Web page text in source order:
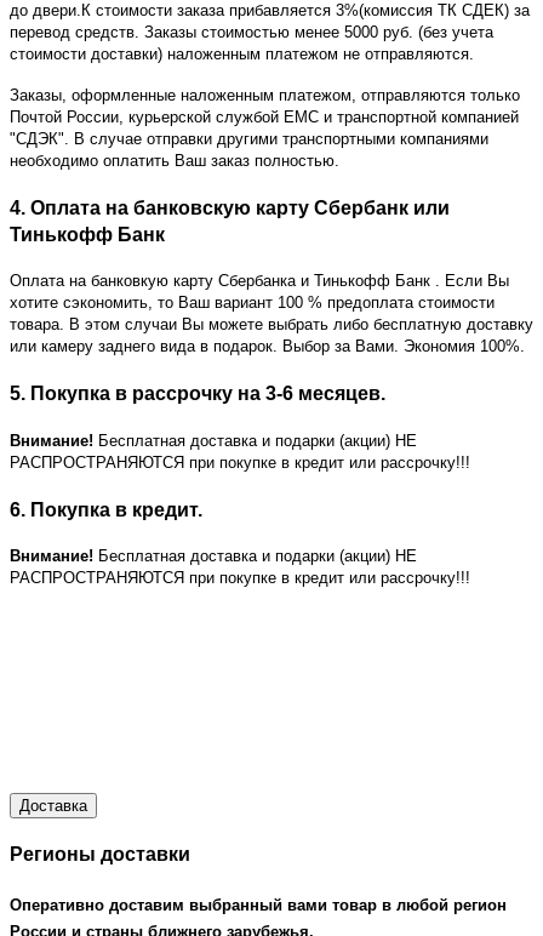
до двери.К стоимости заказа прибавляется 3%(комиссия ТК СДЕК) за
перевод средств. Заказы стоимостью менее 5000 руб. (без учета
стоимости доставки) наложенным платежом не отправляются.
Заказы, оформленные наложенным платежом, отправляются только
Почтой России, курьерской службой ЕМС и транспортной компанией
"СДЭК". В случае отправки другими транспортными компаниями
необходимо оплатить Ваш заказ полностью.
4. Оплата на банковскую карту Сбербанк или
Тинькофф Банк
Оплата на банковкую карту Сбербанка и Тинькофф Банк . Если Вы
хотите сэкономить, то Ваш вариант 100 % предоплата стоимости
товара. В этом случаи Вы можете выбрать либо бесплатную доставку
или камеру заднего вида в подарок. Выбор за Вами. Экономия 100%.
5. Покупка в рассрочку на 3-6 месяцев.
Внимание! Бесплатная доставка и подарки (акции) НЕ
РАСПРОСТРАНЯЮТСЯ при покупке в кредит или рассрочку!!!
6. Покупка в кредит.
Внимание! Бесплатная доставка и подарки (акции) НЕ
РАСПРОСТРАНЯЮТСЯ при покупке в кредит или рассрочку!!!
Доставка
Регионы доставки
Оперативно доставим выбранный вами товар в любой регион
России и страны ближнего зарубежья.